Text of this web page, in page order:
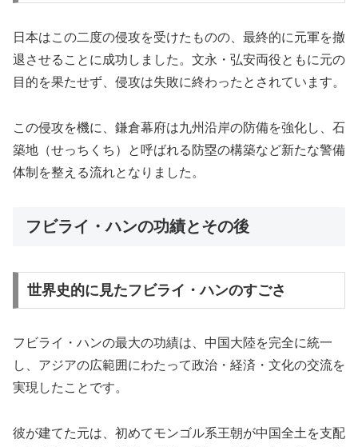
日本はこの二度の侵攻を受けたものの、最終的に元軍を撤
退させることに成功しました。文永・弘安両役ともに元の
目的を果たせず、侵攻は失敗に終わったとされています。
この侵攻を機に、鎌倉幕府は九州沿岸の防備を強化し、石
築地（せっちくち）と呼ばれる防塁の構築など新たな警備
体制を整える流れとなりました。
フビライ・ハンの功績とその後
世界史的に見たフビライ・ハンのすごさ
フビライ・ハンの最大の功績は、中国大陸を完全に統一
し、アジアの広範囲にわたって政治・経済・文化の交流を
実現したことです。
彼が建てた元は、初めてモンゴル系王朝が中国全土を支配